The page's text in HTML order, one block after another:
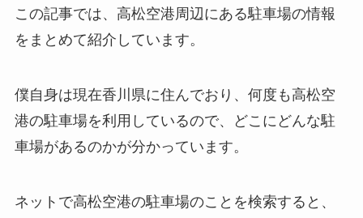
この記事では、高松空港周辺にある駐車場の情報
をまとめて紹介しています。
僕自身は現在香川県に住んでおり、何度も高松空
港の駐車場を利用しているので、どこにどんな駐
車場があるのかが分かっています。
ネットで高松空港の駐車場のことを検索すると、